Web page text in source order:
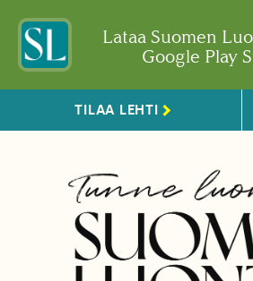
Lataa Suomen
Google Play
TILAA LEHTI